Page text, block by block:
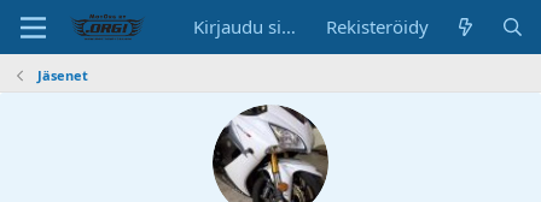
Kirjaudu sisään Rekisteröidy
Jäsenet